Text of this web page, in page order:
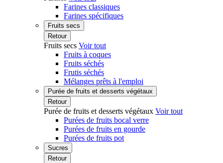
Farines classiques
Farines spécifiques
Fruits secs
Retour
Fruits secs Voir tout
Fruits à coques
Fruits séchés
Frutis séchés
Mélanges prêts à l'emploi
Purée de fruits et desserts végétaux
Retour
Purée de fruits et desserts végétaux Voir tout
Purées de fruits bocal verre
Purées de fruits en gourde
Purées de fruits pot
Sucres
Retour